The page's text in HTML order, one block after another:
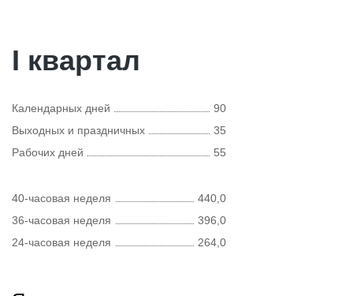
I квартал
Календарных дней
90
Выходных и праздничных
35
Рабочих дней
55
40-часовая неделя
440,0
36-часовая неделя
396,0
24-часовая неделя
264,0